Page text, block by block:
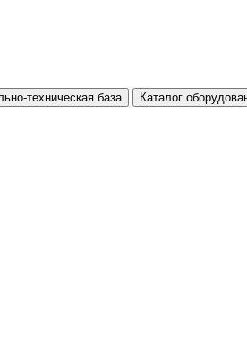
техническая база Каталог